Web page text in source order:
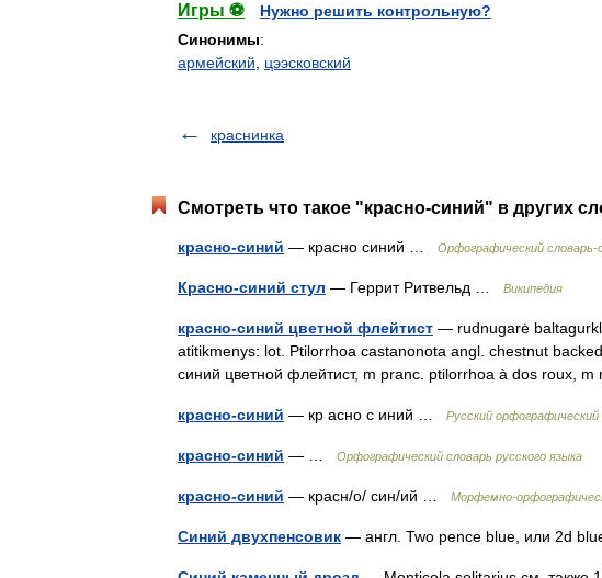
Игры ⚽
Нужно решить контрольную?
Синонимы:
армейский
цээсковский
краснинка
Смотреть что такое "красно-синий" в других
красно-синий — красно синий … Орфографический словарь-
Красно-синий стул — Геррит Ритвельд … Википедия
красно-синий цветной флейтист — rudnugarė
atitikmenys: lot. Ptilorrhoa castanonota angl. chestnut
синий цветной флейтист, m pranc. ptilorrhoa à dos roux,
красно-синий — кр асно с иний … Русский орфографический
красно-синий — … Орфографический словарь русского языка
красно-синий — красн/о/ син/ий … Морфемно-
Синий двухпенсовик — англ. Two pence blue, или 2d